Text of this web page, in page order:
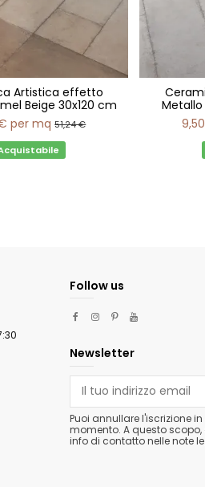
Artistica effetto
Beige 30x120 cm
per mq 51,24 €
Metallo
Follow us
Newsletter
Puoi annullare l'iscrizione
momento. A questo scopo,
info di contatto nelle note